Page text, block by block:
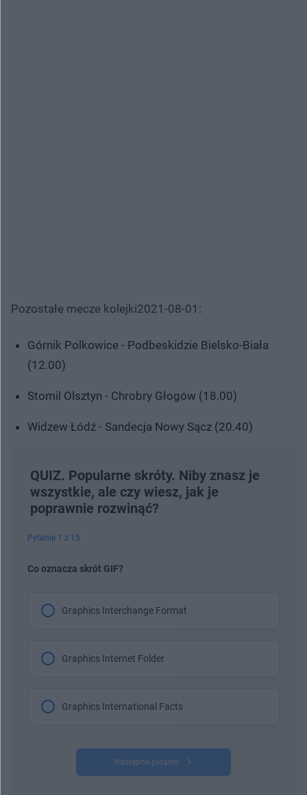
Pozostałe mecze kolejki2021-08-01:
Górnik Polkowice - Podbeskidzie Bielsko-Biała
(12.00)
Stomil Olsztyn - Chrobry Głogów (18.00)
Widzew Łódź - Sandecja Nowy Sącz (20.40)
QUIZ. Popularne skróty. Niby znasz je
wszystkie, ale czy wiesz, jak je
poprawnie rozwinąć?
Pytanie 1 z 15
Co oznacza skrót GIF?
Graphics Interchange Format
Graphics Internet Folder
Graphics International Facts
Następne pytanie